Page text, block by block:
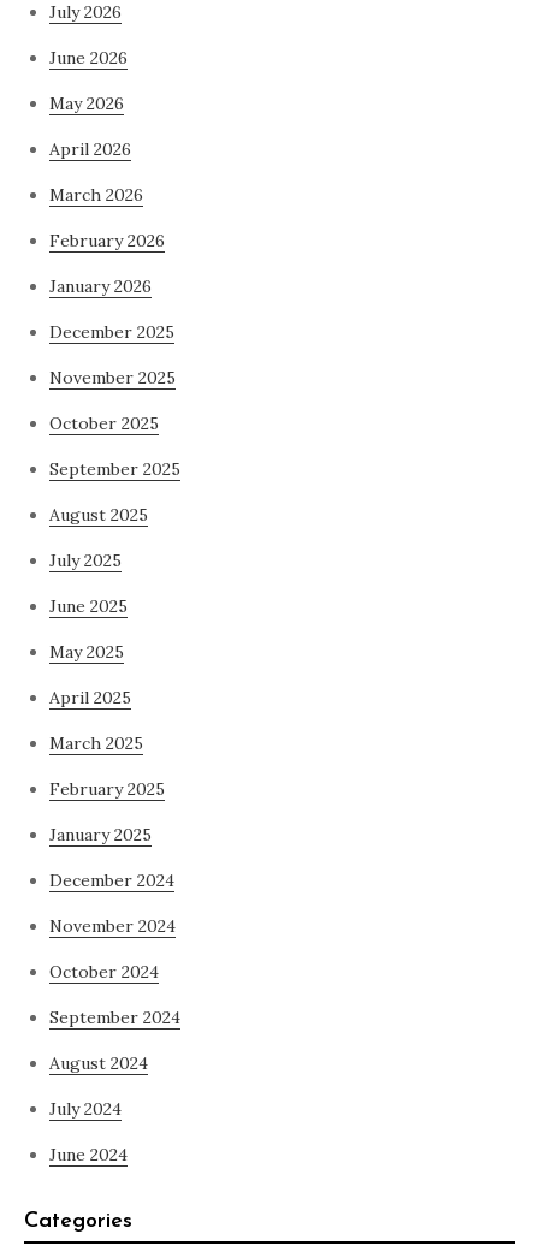
July 2026
June 2026
May 2026
April 2026
March 2026
February 2026
January 2026
December 2025
November 2025
October 2025
September 2025
August 2025
July 2025
June 2025
May 2025
April 2025
March 2025
February 2025
January 2025
December 2024
November 2024
October 2024
September 2024
August 2024
July 2024
June 2024
Categories